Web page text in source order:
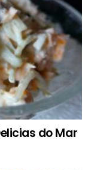
do Mar